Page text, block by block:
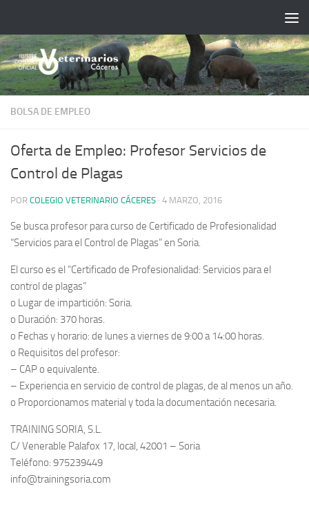
BOLSA DE EMPLEO
Oferta de Empleo: Profesor Servicios de
Control de Plagas
POR COLEGIO VETERINARIO CÁCERES · 4 MARZO, 2016
Se busca profesor para curso de Certificado de Profesionalidad
“Servicios para el Control de Plagas” en Soria.
El curso es el “Certificado de Profesionalidad: Servicios para el
control de plagas”
o Lugar de impartición: Soria.
o Duración: 370 horas.
o Fechas y horario: de lunes a viernes de 9:00 a 14:00 horas.
o Requisitos del profesor:
– CAP o equivalente.
– Experiencia en servicio de control de plagas, de al menos un año.
o Proporcionamos material y toda la documentación necesaria.
TRAINING SORIA, S.L.
C/ Venerable Palafox 17, local, 42001 – Soria
Teléfono: 975239449
info@trainingsoria.com